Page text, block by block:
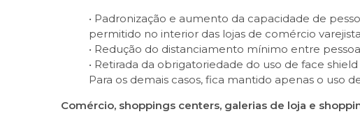
• Padronização e aumento da capacidade de
permitido no interior das lojas de comércio
• Redução do distanciamento mínimo entre
• Retirada da obrigatoriedade do uso de face
Para os demais casos, fica mantido apenas o uso
Comércio, shoppings centers, galerias de loja e